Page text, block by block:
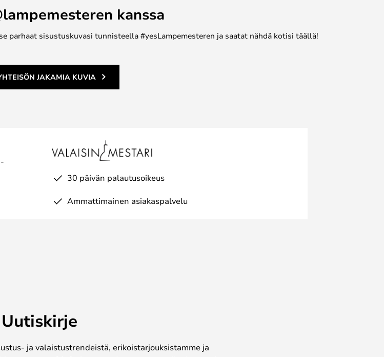
kanssa
parhaat sisustuskuvasi tunnisteella #yesLampemesteren ja saatat nähdä kotisi täällä!
JAKAMIA KUVIA
30 päivän palautusoikeus
Ammattimainen asiakaspalvelu
Uutiskirje
ja valaistustrendeistä, erikoistarjouksistamme ja